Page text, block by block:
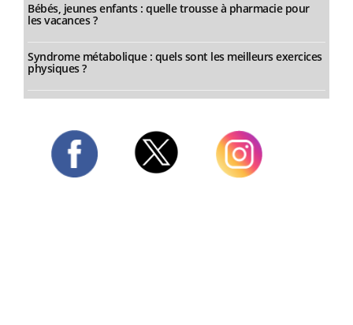
Bébés, jeunes enfants : quelle trousse à pharmacie pour
les vacances ?
Syndrome métabolique : quels sont les meilleurs exercices
physiques ?